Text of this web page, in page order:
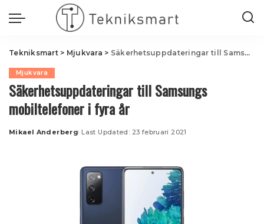
Tekniksmart> Mjukvara > Säkerhetsuppdateringar till Samsungs mobiltelefoner i fyra år
Mjukvara
Säkerhetsuppdateringar till Samsungs
mobiltelefoner i fyra år
Posted
Mikael Anderberg Last Updated: 23 februari 2021